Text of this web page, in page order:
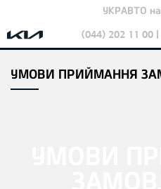
УКРАВТО на
(044) 202 11 00
УМОВИ ПРИЙМАННЯ